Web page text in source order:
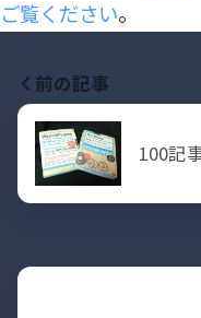
ご覧ください。
前の記事
100記